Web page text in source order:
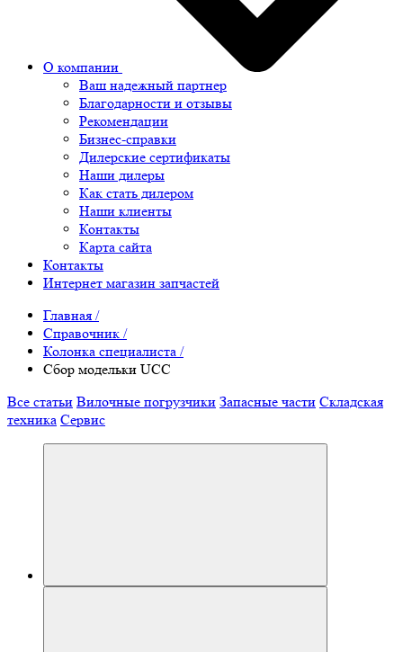
О компании
Ваш надежный партнер
Благодарности и отзывы
Рекомендации
Бизнес-справки
Дилерские сертификаты
Наши дилеры
Как стать дилером
Наши клиенты
Контакты
Карта сайта
Контакты
Интернет магазин запчастей
Главная /
Справочник /
Колонка специалиста /
Сбор модельки UCC
Все статьи Вилочные погрузчики Запасные части Складская
техника Сервис